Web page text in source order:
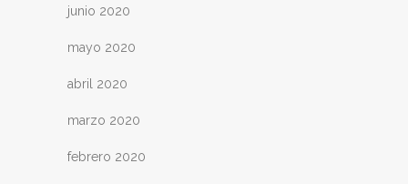
junio 2020
mayo 2020
abril 2020
marzo 2020
febrero 2020